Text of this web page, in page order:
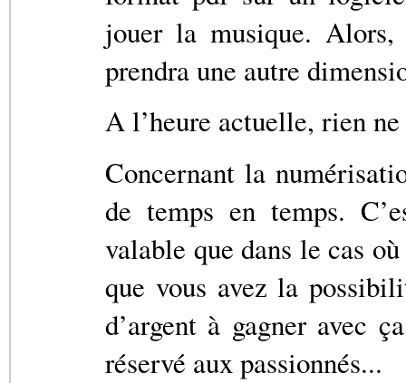
jouer la musique.
prendra une autre
A l’heure actuelle, rien
Concernant la
de temps en temps.
valable que dans le cas
que vous avez la
d’argent à gagner avec
réservé aux passionnés...